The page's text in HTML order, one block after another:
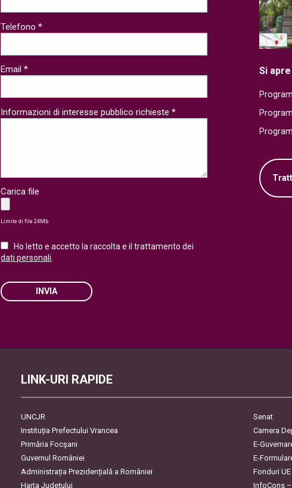
Si
Telefono *
Email *
Informazioni di interesse pubblico richieste *
Carica file
Limite di file 24Mb
Ho letto e accetto la raccolta e il trattamento dei
dati personali.
INVIA
LINK-URI RAPIDE
UNCJR
Senat
Instituția Prefectului Vrancea
Camera
Primăria Focşani
E-Guvernare
Guvernul României
E-Formulare
Administrația Prezidențială a României
Fonduri UE
Harta Județului
InfoCons –